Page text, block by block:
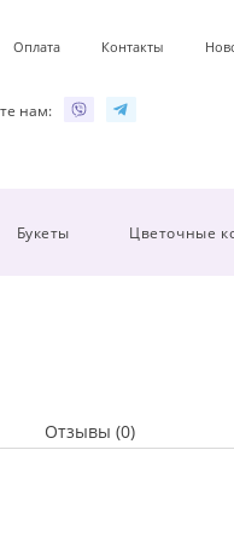
Оплата Контакты
нам:
Букеты Цветочные
Отзывы (0)